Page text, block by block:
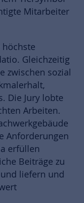
Mitarbeiter
Gleichzeitig
zwischen sozial
Die Jury lobte
Arbeiten.
Anforderungen
erfüllen
Beiträge zu
liefern und